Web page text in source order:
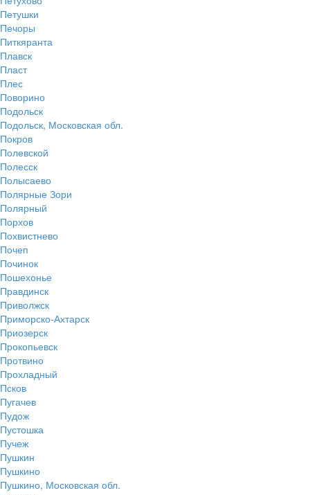
Петушки
Печоры
Питкяранта
Плавск
Пласт
Плес
Поворино
Подольск
Подольск, Московская обл.
Покров
Полевской
Полесск
Полысаево
Полярные Зори
Полярный
Порхов
Похвистнево
Почеп
Починок
Пошехонье
Правдинск
Приволжск
Приморско-Ахтарск
Приозерск
Прокопьевск
Протвино
Прохладный
Псков
Пугачев
Пудож
Пустошка
Пучеж
Пушкин
Пушкино
Пушкино, Московская обл.